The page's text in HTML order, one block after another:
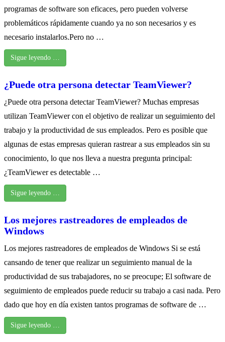
programas de software son eficaces, pero pueden volverse
problemáticos rápidamente cuando ya no son necesarios y es
necesario instalarlos.Pero no …
Sigue leyendo …
¿Puede otra persona detectar TeamViewer?
¿Puede otra persona detectar TeamViewer? Muchas empresas
utilizan TeamViewer con el objetivo de realizar un seguimiento del
trabajo y la productividad de sus empleados. Pero es posible que
algunas de estas empresas quieran rastrear a sus empleados sin su
conocimiento, lo que nos lleva a nuestra pregunta principal:
¿TeamViewer es detectable …
Sigue leyendo …
Los mejores rastreadores de empleados de
Windows
Los mejores rastreadores de empleados de Windows Si se está
cansando de tener que realizar un seguimiento manual de la
productividad de sus trabajadores, no se preocupe; El software de
seguimiento de empleados puede reducir su trabajo a casi nada. Pero
dado que hoy en día existen tantos programas de software de …
Sigue leyendo …